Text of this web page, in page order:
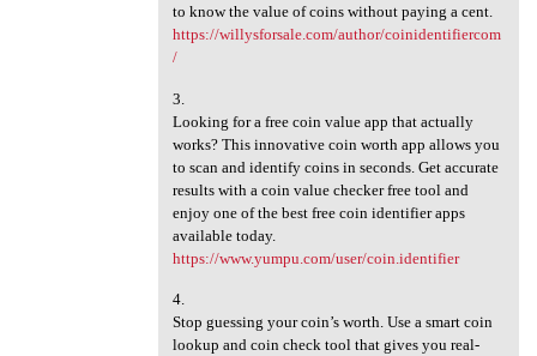
to know the value of coins without paying a cent.
https://willysforsale.com/author/coinidentifiercom
/
3.
Looking for a free coin value app that actually
works? This innovative coin worth app allows you
to scan and identify coins in seconds. Get accurate
results with a coin value checker free tool and
enjoy one of the best free coin identifier apps
available today.
https://www.yumpu.com/user/coin.identifier
4.
Stop guessing your coin’s worth. Use a smart coin
lookup and coin check tool that gives you real-